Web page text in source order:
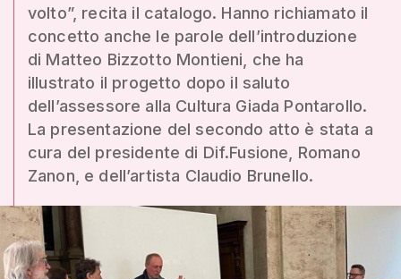
volto”, recita il catalogo. Hanno richiamato il
concetto anche le parole dell’introduzione
di Matteo Bizzotto Montieni, che ha
illustrato il progetto dopo il saluto
dell’assessore alla Cultura Giada Pontarollo.
La presentazione del secondo atto è stata a
cura del presidente di Dif.Fusione, Romano
Zanon, e dell’artista Claudio Brunello.